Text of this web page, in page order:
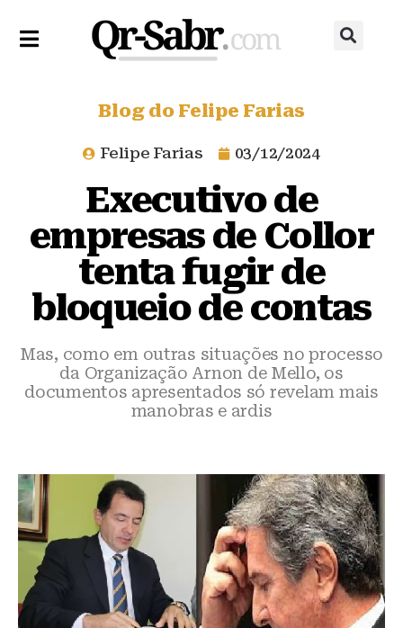
Blog do Felipe Farias
Felipe Farias 03/12/2024
Executivo de
empresas de Collor
tenta fugir de
bloqueio de contas
Mas, como em outras situações no processo
da Organização Arnon de Mello, os
documentos apresentados só revelam mais
manobras e ardis